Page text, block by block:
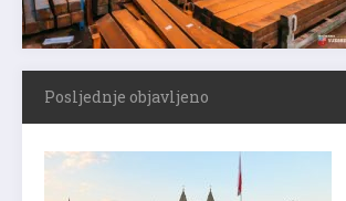
Posljednje objavljeno